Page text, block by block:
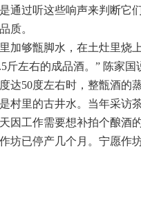
通过听这些响声来判断它
质。
加够甑脚水，在土灶里烧
左右的成品酒。” 陈家
50度左右时，整甑酒的
村里的古井水。当年采访
因工作需要想补拍个酿酒
坊已停产几个月。宁愿作